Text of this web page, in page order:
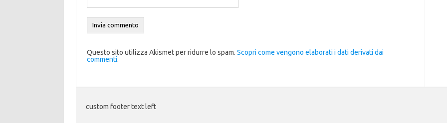
Questo sito utilizza Akismet per ridurre lo spam. Scopri come vengono elaborati i dati derivati dai
commenti.
custom footer text left